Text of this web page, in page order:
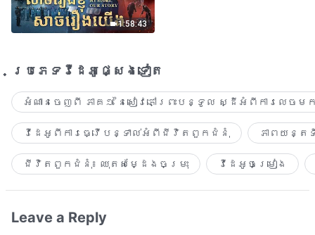
1:58:43
ប្រភេទ​វីដេអូ​ផ្សេង​ទៀត​
អំណានចេញពី ភាគ១ នៃសៀវភៅព្រះបន្ទូល ស្ដីអំពីការលេច
វីដេអូពីការធ្វើបន្ទាល់អំពីជីវិតពួកជំនុំ ភាពយន្
ជីវិតពួកជំនុំ៖ ឈុតសម្ដែងចម្រុះ វីដេអូចម្រៀង​
Leave a Reply